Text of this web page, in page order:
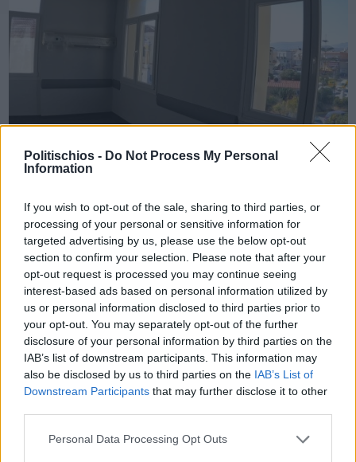
Politischios - Do Not Process My Personal
Information
If you wish to opt-out of the sale, sharing to third parties, or
processing of your personal or sensitive information for
targeted advertising by us, please use the below opt-out
section to confirm your selection. Please note that after your
opt-out request is processed you may continue seeing
interest-based ads based on personal information utilized by
us or personal information disclosed to third parties prior to
your opt-out. You may separately opt-out of the further
disclosure of your personal information by third parties on the
IAB’s list of downstream participants. This information may
also be disclosed by us to third parties on the IAB’s List of
Downstream Participants that may further disclose it to other
Personal Data Processing Opt Outs